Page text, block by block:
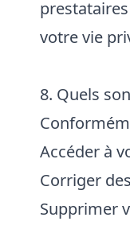
votre vie
8. Quels
Accéder à
Corriger
Supprimer